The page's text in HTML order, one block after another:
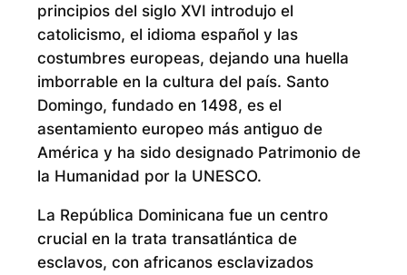
principios del siglo XVI introdujo el
catolicismo, el idioma español y las
costumbres europeas, dejando una huella
imborrable en la cultura del país. Santo
Domingo, fundado en 1498, es el
asentamiento europeo más antiguo de
América y ha sido designado Patrimonio de
la Humanidad por la UNESCO.
La República Dominicana fue un centro
crucial en la trata transatlántica de
esclavos, con africanos esclavizados